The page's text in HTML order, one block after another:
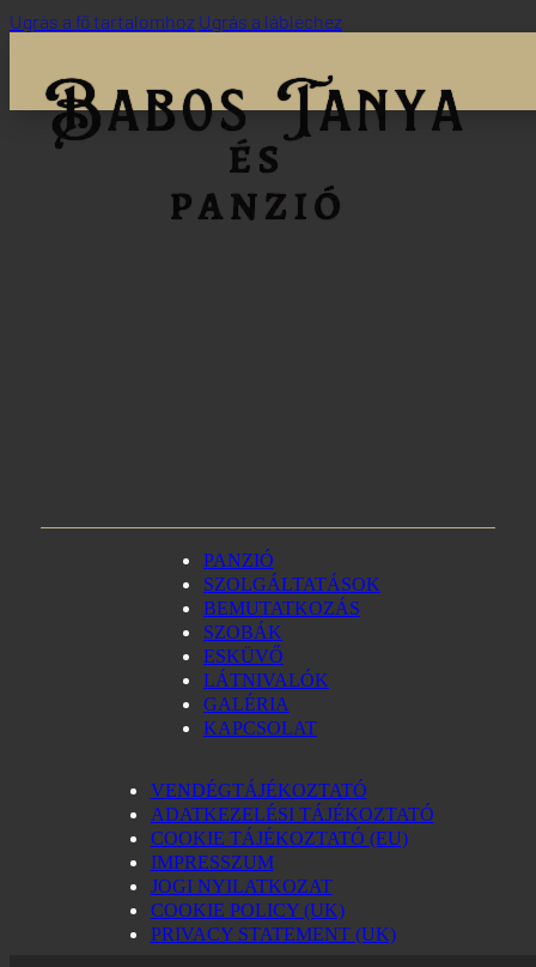
Ugrás a fő tartalomhoz Ugrás a lábléchez
PANZIÓ
SZOLGÁLTATÁSOK
BEMUTATKOZÁS
SZOBÁK
ESKÜVŐ
LÁTNIVALÓK
GALÉRIA
KAPCSOLAT
VENDÉGTÁJÉKOZTATÓ
ADATKEZELÉSI TÁJÉKOZTATÓ
COOKIE TÁJÉKOZTATÓ (EU)
IMPRESSZUM
JOGI NYILATKOZAT
COOKIE POLICY (UK)
PRIVACY STATEMENT (UK)